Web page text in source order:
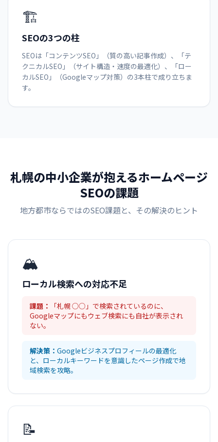
🏗️
SEOの3つの柱
SEOは「コンテンツSEO」（質の高い記事作成）、「テ
クニカルSEO」（サイト構造・速度の最適化）、「ロー
カルSEO」（Googleマップ対策）の3本柱で成り立ちま
す。
札幌の中小企業が抱えるホームページ
SEOの課題
地方都市ならではのSEO課題と、その解決のヒント
🏔️
ローカル検索への対応不足
課題：
「札幌 ○○」で検索されているのに、
Googleマップにもウェブ検索にも自社が表示され
ない。
解決策： Googleビジネスプロフィールの最適化
と、ローカルキーワードを意識したページ作成で地
域検索を攻略。
📝